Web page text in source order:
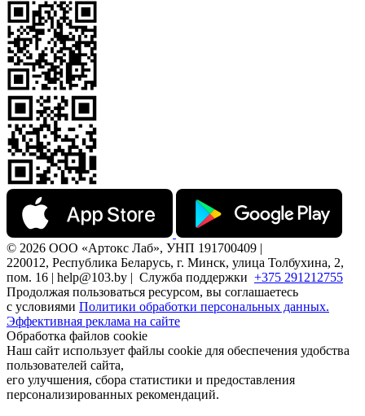
© 2026 ООО «Артокс Лаб», УНП 191700409 |
220012, Республика Беларусь, г. Минск, улица Толбухина, 2,
пом. 16 | help@103.by | Служба поддержки +375 291212755
Продолжая пользоваться ресурсом, вы соглашаетесь
с условиями Политики обработки персональных данных.
Эффективная реклама на сайте
Обработка файлов cookie
Наш сайт использует файлы cookie для обеспечения удобства
пользователей сайта,
его улучшения, сбора статистики и предоставления
персонализированных рекомендаций.